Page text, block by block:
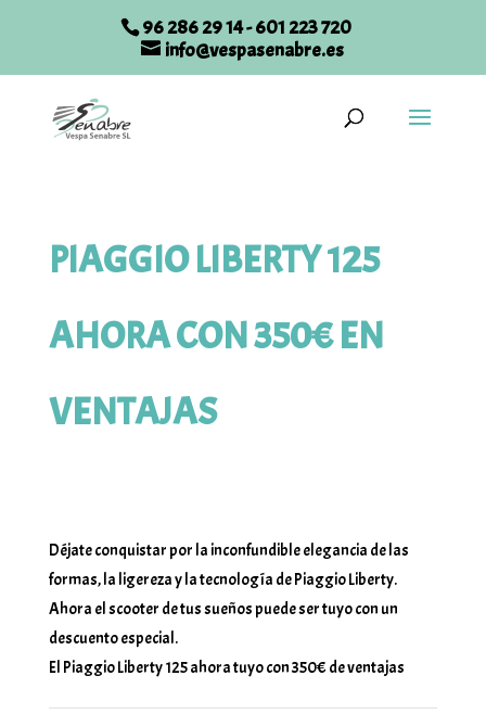
96 286 29 14-601 223 720
info@vespasenabre.es
PIAGGIO LIBERTY 125
AHORA CON 350€ EN
VENTAJAS
Déjate conquistar por la inconfundible elegancia de las
formas, la ligereza y la tecnología de Piaggio Liberty.
Ahora el scooter de tus sueños puede ser tuyo con un
descuento especial.
El Piaggio Liberty 125 ahora tuyo con 350€ de ventajas